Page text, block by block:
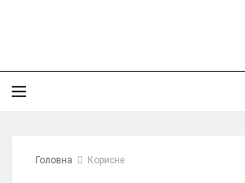
Головна Корисне